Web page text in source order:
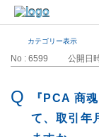
カテゴリー表示
No : 6599 公開日
『PCA 商
て、取引年